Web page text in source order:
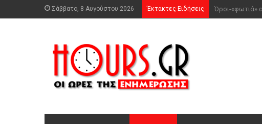
Σάββατο, 8 Αυγούστου 2026 Έκτακτες Ειδήσεις Δύο νέοι